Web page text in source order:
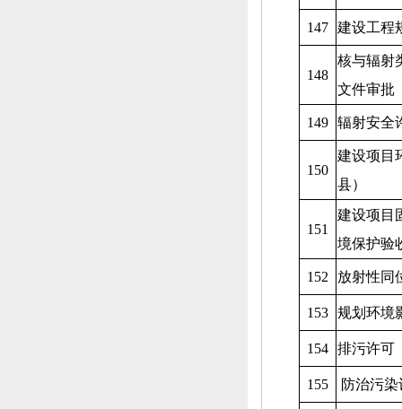
147 建设工程
148
核与辐射
文件审批
149 辐射安全
150
建设项目
县）
151
建设项目
境保护验
152 放射性同
153 规划环境
154 排污许可
155 防治污